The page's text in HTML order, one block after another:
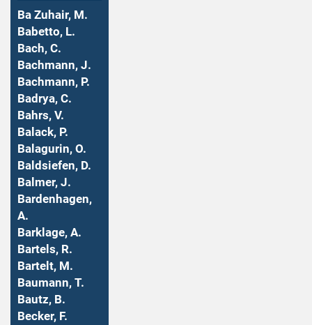
Ba Zuhair, M.
Babetto, L.
Bach, C.
Bachmann, J.
Bachmann, P.
Badrya, C.
Bahrs, V.
Balack, P.
Balagurin, O.
Baldsiefen, D.
Balmer, J.
Bardenhagen,
A.
Barklage, A.
Bartels, R.
Bartelt, M.
Baumann, T.
Bautz, B.
Becker, F.